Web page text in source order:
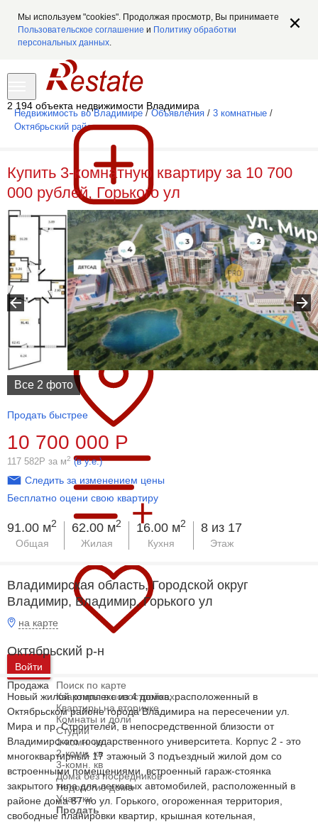
Мы используем "cookies". Продолжая просмотр, Вы принимаете
Пользовательское соглашение и Политику обработки
персональных данных.
2 194 объекта недвижимости Владимира
Войти
Продажа
Поиск по карте
Квартиры в новостройках
Квартиры на вторичке
Комнаты и доли
Студии
1-комн. кв
2-комн. кв
3-комн. кв
Дома без посредников
Недорогие дома
Участки
Продать
Недвижимость во Владимире / Объявления / 3 комнатные /
Октябрьский район
Купить 3-комнатную квартиру за 10 700
000 рублей, Горького ул
Все 2 фото
Продать быстрее
10 700 000 Р
117 582Р за м2 (в у.е.)
Следить за изменением цены
Бесплатно оцени свою квартиру
91.00 м2
Общая
62.00 м2
Жилая
16.00 м2
Кухня
8 из 17
Этаж
Владимирская область, Городской округ
Владимир, Владимир, Горького ул
на карте
Октябрьский р-н
Новый жилой комплекс из 4 домов, расположенный в
Октябрьском районе города Владимира на пересечении ул.
Мира и пр. Строителей, в непосредственной близости от
Владимирского государственного университета. Корпус 2 - это
многоквартирный 17 этажный 3 подъездный жилой дом со
встроенными помещениями, встроенный гараж-стоянка
закрытого типа для легковых автомобилей, расположенный в
районе дома 87 по ул. Горького, огороженная территория,
свободные планировки квартир, крышная котельная,